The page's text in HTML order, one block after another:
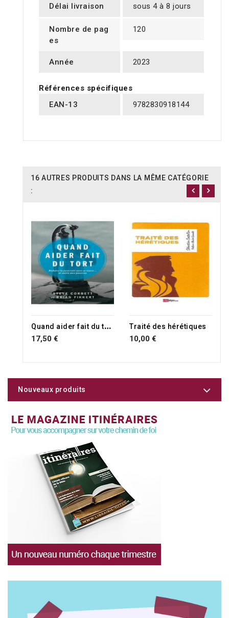
Délai livraison sous 4 à 8 jours
Nombre de pag
es
120
Année 2023
Références spécifiques
EAN-13
9782830918144
16 AUTRES PRODUITS DANS LA MÊME CATÉGORIE
:
Q
uand aider fait du tort
17,50 €
Traité des hérétiques
10,00 €
Nouveaux produits